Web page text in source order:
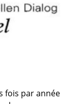
fois par année